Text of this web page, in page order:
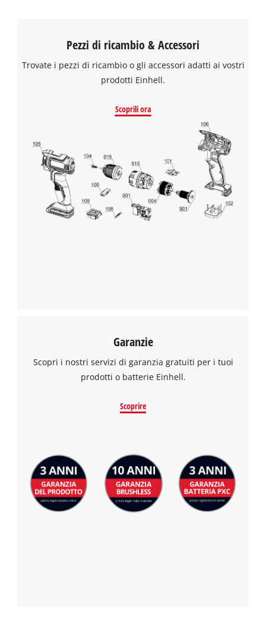
Abbiamo bisogno del vostro permesso
per caricare Google Maps!
This content is not permitted to load due
to trackers that are not disclosed to the
visitor. The website owner needs to setup
the site with their CMP to add this content
to the list of technologies used.
Pezzi di ricambio & Accessori
Trovate i pezzi di ricambio o gli accessori adatti ai vostri
prodotti Einhell.
Scoprili ora
Garanzie
Scopri i nostri servizi di garanzia gratuiti per i tuoi
prodotti o batterie Einhell.
Scoprire